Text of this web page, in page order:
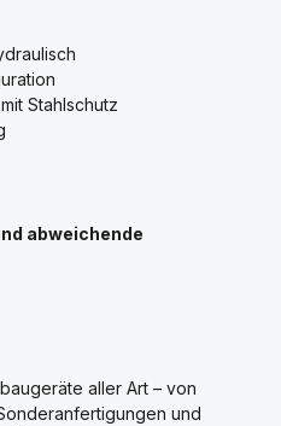
Stahlschutz
abweichende
aller Art – von
und